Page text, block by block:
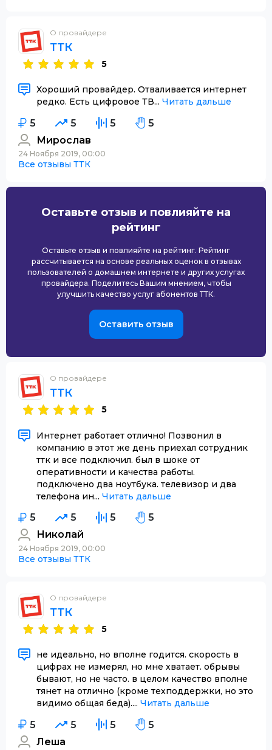
О провайдере
ТТК
5
Хороший провайдер. Отваливается интернет
редко. Есть цифровое ТВ... Читать дальше
5 5 5
5
Мирослав
24 Ноября 2019, 00:00
Все отзывы ТТК
Оставьте отзыв и повлияйте на
рейтинг
Оставьте отзыв и повлияйте на рейтинг. Рейтинг
рассчитывается на основе реальных оценок в отзывах
пользователей о домашнем интернете и других услугах
провайдера. Поделитесь Вашим мнением, чтобы
улучшить качество услуг абонентов ТТК.
Оставить отзыв
О провайдере
ТТК
5
Интернет работает отлично! Позвонил в
компанию в этот же день приехал сотрудник
ттк и все подключил. был в шоке от
оперативности и качества работы.
подключено два ноутбука. телевизор и два
телефона ин... Читать дальше
5 5 5
5
Николай
24 Ноября 2019, 00:00
Все отзывы ТТК
О провайдере
ТТК
5
не идеально, но вполне годится. скорость в
цифрах не измерял, но мне хватает. обрывы
бывают, но не часто. в целом качество вполне
тянет на отлично (кроме техподдержки, но это
видимо общая беда).... Читать дальше
5 5 5
5
Леша